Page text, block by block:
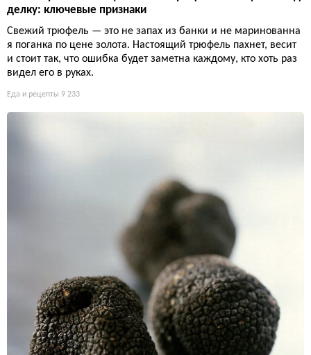
делку: ключевые признаки
Свежий трюфель — это не запах из банки и не маринованна
я поганка по цене золота. Настоящий трюфель пахнет, весит
и стоит так, что ошибка будет заметна каждому, кто хоть раз
видел его в руках.
Еда и рецепты 9 233